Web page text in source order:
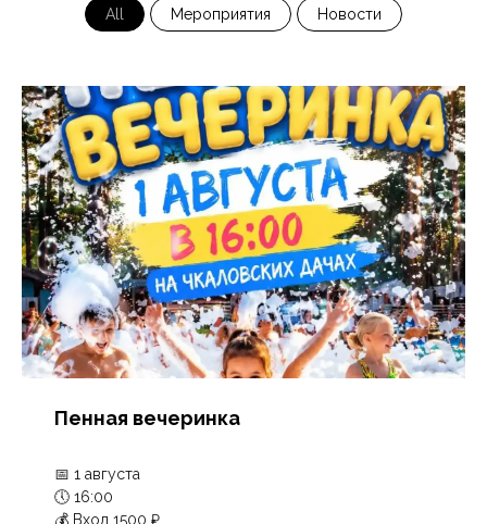
All Мероприятия Новости
Пенная вечеринка
📅 1 августа
🕔 16:00
💰 Вход 1500 ₽